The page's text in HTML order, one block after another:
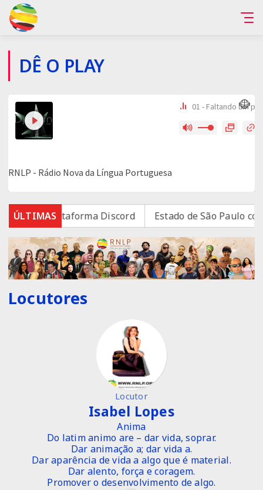
DÊ O PLAY
ÚLTIMASplataforma Discord Estado de São Paulo
Locutores
Locutor
Isabel Lopes
Anima
Do latim animo are – dar vida, soprar.
Dar animação a; dar vida a.
Dar aparência de vida a algo que é material.
Dar alento, força e coragem.
Promover o desenvolvimento de algo.